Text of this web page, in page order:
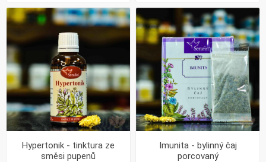
Hypertonik - tinktura ze
směsi pupenů
Imunita - bylinný čaj
porcovaný